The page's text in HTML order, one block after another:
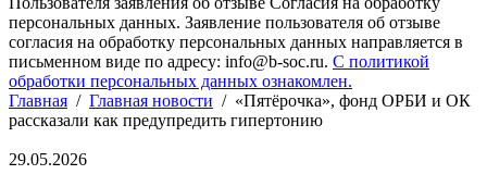
персональных данных. Заявление пользователя об отзыве
согласия на обработку персональных данных направляется в
письменном виде по адресу: info@b-soc.ru. С политикой
обработки персональных данных ознакомлен.
Главная / Главная новости / «Пятёрочка», фонд ОРБИ и ОК
рассказали как предупредить гипертонию
29.05.2026